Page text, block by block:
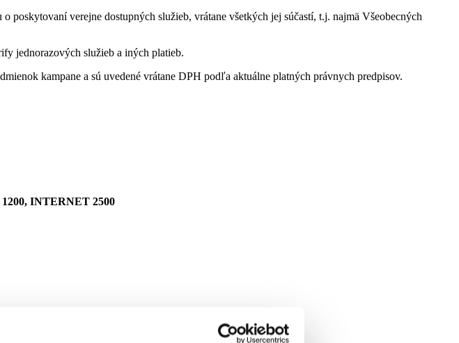
verejne dostupných služieb, vrátane všetkých jej súčastí, t.j. najmä Všeobecných
jednorazových služieb a iných platieb.
kampane a sú uvedené vrátane DPH podľa aktuálne platných právnych predpisov.
INTERNET 2500